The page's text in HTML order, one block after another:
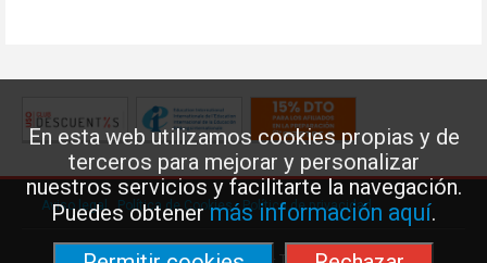
En esta web utilizamos cookies propias y de
terceros para mejorar y personalizar
nuestros servicios y facilitarte la navegación.
Puedes obtenermás información aquí.
Aviso legal·Política de Cookies·Política de privacidad
Federación de Enseñanza de USO · Teléfono: 91 577 41 13 ·